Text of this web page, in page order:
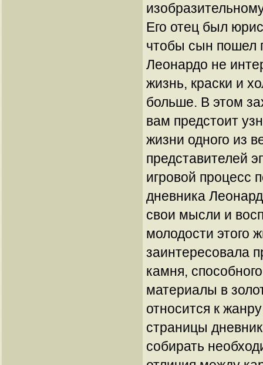
Его отец был
чтобы сын пошел
Леонардо не
жизнь, краски и
больше. В этом
вам предстоит
жизни одного из
представителей
игровой процесс
дневника
свои мысли и
молодости этого
заинтересовала
камня,
материалы в
относится к
страницы
собирать